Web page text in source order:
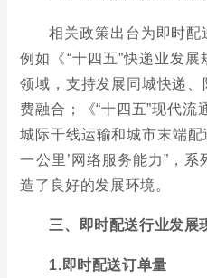
相关政策出台为即时配
例如《“十四五”快递业发
领域，支持发展同城快递
费融合；《“十四五”现代流
城际干线运输和城市末端配
一公里’网络服务能力”，
造了良好的发展环境。
三、即时配送行业发展
1.即时配送订单量